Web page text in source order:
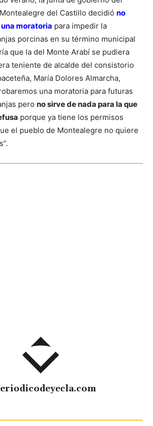
del Castillo decidió no
moratoria para impedir la
porcinas en su término municipal
que la del Monte Arabí se pudiera
teniente de alcalde del consistorio
María Dolores Almarcha,
una moratoria para futuras
pero no sirve de nada para la que
porque ya tiene los permisos
el pueblo de Montealegre no quiere